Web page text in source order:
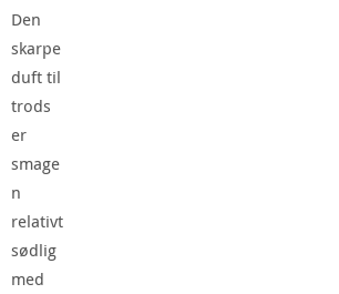
Den
skarpe
duft til
trods
er
smage
n
relativt
sødlig
med